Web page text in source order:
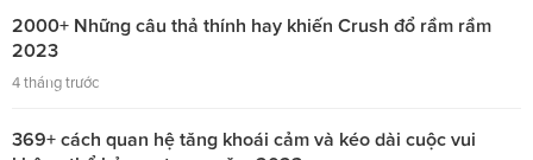
2000+ Những câu thả thính hay khiến Crush đổ rầm rầm
2023
4 tháng trước
369+ cách quan hệ tăng khoái cảm và kéo dài cuộc vui